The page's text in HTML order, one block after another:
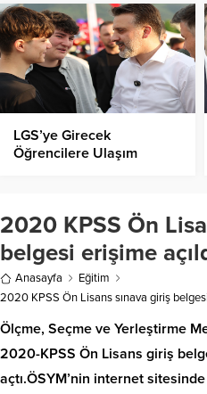
LGS’ye Girecek
Öğrencilere Ulaşım
2020 KPSS Ön
belgesi erişime
Anasayfa
Eğitim
2020 KPSS Ön Lisans sınava giriş
Ölçme, Seçme ve Yerleştirme
2020-KPSS Ön Lisans giriş
açtı.ÖSYM’nin internet